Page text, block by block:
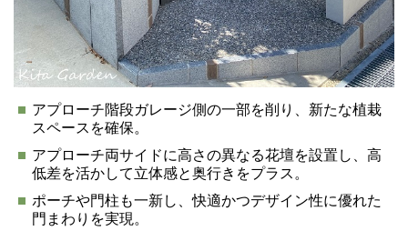
アプローチ階段ガレージ側の一部を削り、新たな植栽
スペースを確保。
アプローチ両サイドに高さの異なる花壇を設置し、高
低差を活かして立体感と奥行きをプラス。
ポーチや門柱も一新し、快適かつデザイン性に優れた
門まわりを実現。